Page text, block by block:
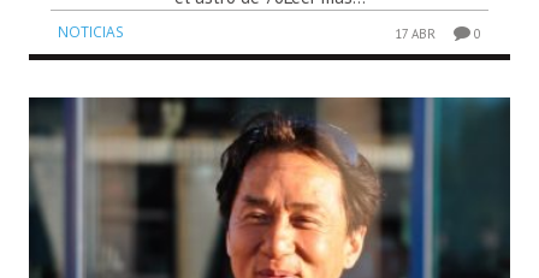
NOTICIAS 17 ABR 0